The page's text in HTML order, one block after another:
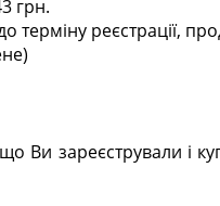
грн.
терміну реєстрації,
Ви зареєстрували і